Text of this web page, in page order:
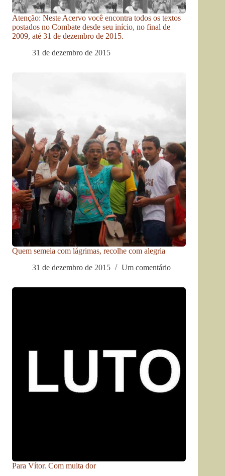
Atenção: Neste Acervo você encontra todos os textos
postados no Combate desde seu início, no final de
2009, até 31 de dezembro de 2015.
31 de dezembro de 2015
Quem semeia com lágrimas, recolhe com alegria
31 de dezembro de 2015
Um comentário
Para Vítor. Com muita dor